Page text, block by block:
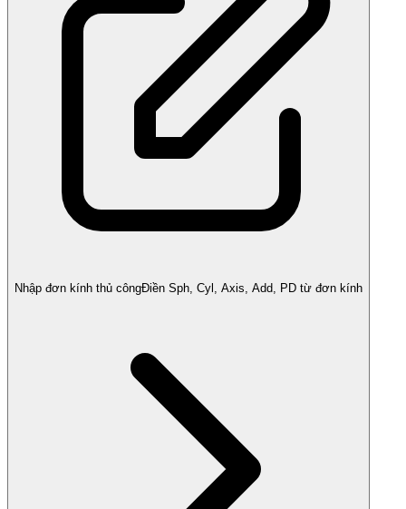
Nhập đơn kính thủ côngĐiền Sph, Cyl, Axis, Add, PD từ đơn kính